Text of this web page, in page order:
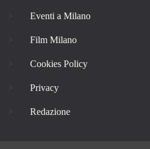
Eventi a Milano
Film Milano
Cookies Policy
Privacy
Redazione